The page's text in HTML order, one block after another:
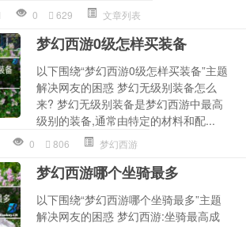
0 629 文章列表
梦幻西游0级怎样买装备
以下围绕“梦幻西游0级怎样买装备”主题
解决网友的困惑 梦幻无级别装备怎么
来? 梦幻无级别装备是梦幻西游中最高
级别的装备,通常由特定的材料和配...
0 806 梦幻西游
梦幻西游哪个坐骑最多
以下围绕“梦幻西游哪个坐骑最多”主题
解决网友的困惑 梦幻西游:坐骑最高成